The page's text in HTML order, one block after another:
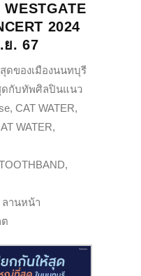
WESTGATE
2024
ย. 67
ดของเมืองนนทบุรี
ดกับทัพศิลปินแนว
CAT WATER,
WATER,
านหน้า